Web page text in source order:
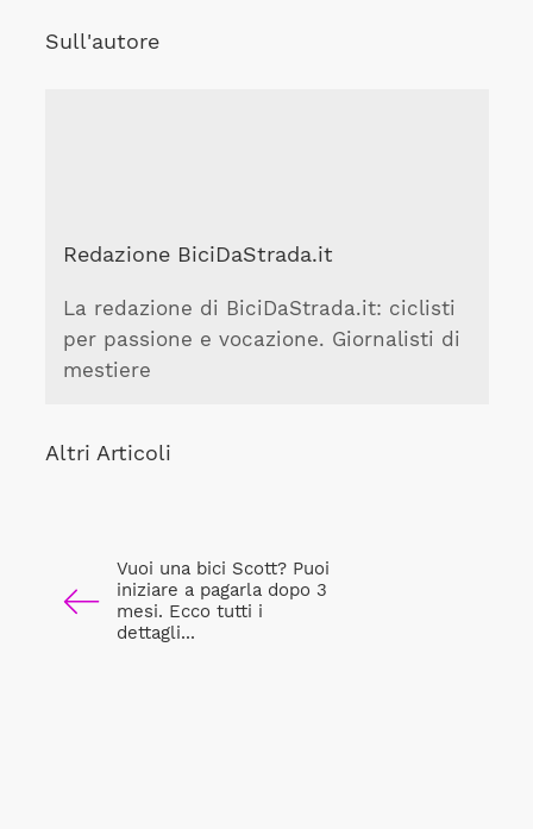
Sull'autore
Redazione BiciDaStrada.it
La redazione di BiciDaStrada.it: ciclisti
per passione e vocazione. Giornalisti di
mestiere
Altri Articoli
Vuoi una bici Scott? Puoi
iniziare a pagarla dopo 3
mesi. Ecco tutti i
dettagli...